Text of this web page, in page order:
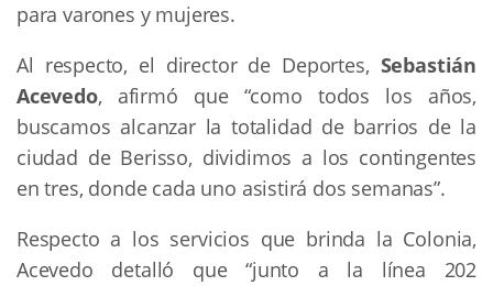
para varones y mujeres.
Al respecto, el director de Deportes, Sebastián
Acevedo, afirmó que “como todos los años,
buscamos alcanzar la totalidad de barrios de la
ciudad de Berisso, dividimos a los contingentes
en tres, donde cada uno asistirá dos semanas”.
Respecto a los servicios que brinda la Colonia,
Acevedo detalló que “junto a la línea 202